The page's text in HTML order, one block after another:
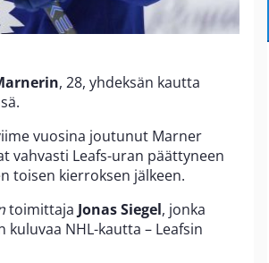
, 28, yhdeksän kautta
vuosina joutunut Marner
vahvasti Leafs-uran päättyneen
toisen kierroksen jälkeen.
toimittaja Jonas Siegel, jonka
NHL-kautta – Leafsin